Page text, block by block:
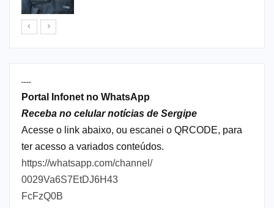
----
Portal Infonet no WhatsApp
Receba no celular notícias de Sergipe
Acesse o link abaixo, ou escanei o QRCODE, para
ter acesso a variados conteúdos.
https://whatsapp.com/channel/
0029Va6S7EtDJ6H43
FcFzQ0B